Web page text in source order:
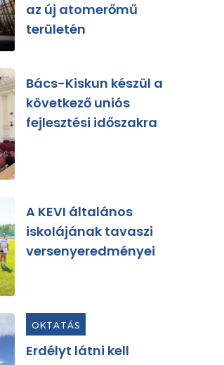
az új atomerőmű
területén
Bács-Kiskun készül a
következő uniós
fejlesztési időszakra
A KEVI általános
iskolájának tavaszi
versenyeredményei
OKTATÁS
Erdélyt látni kell